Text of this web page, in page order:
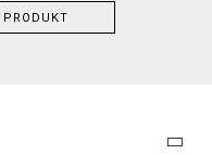
PRODUKT